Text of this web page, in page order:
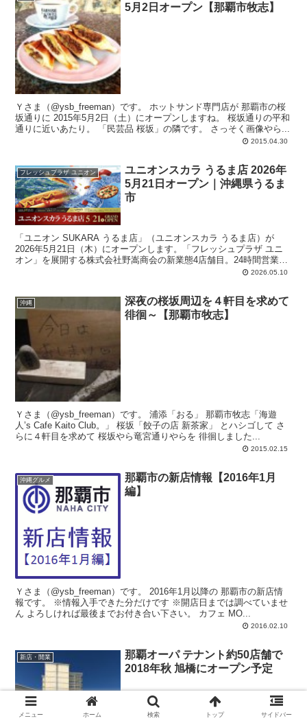
5月2日オープン【那覇市牧志】
Ｙさま（@ysb_freeman）です。 ホットサンド専門店が 那覇市の桜
坂通りに 2015年5月2日（土）にオープンしますね。 桜坂通りの平和
通りに近いあたり。 「民芸品 桜坂」の隣です。 さっそく画像やら...
2015.04.30
フレッシュプラザ ユニオン
ユニオンスカラ うるま店 2026年
5月21日オープン｜沖縄県うるま
市
「ユニオン SUKARA うるま店」（ユニオンスカラ うるま店）が
2026年5月21日（木）にオープンします。「フレッシュプラザ ユニ
オン」を展開する株式会社野嵩商会の新業態4店舗目。24時間営業で
はなく9時から23時までの営業。〒904-2235 沖縄県うるま市字前原
2026.05.10
沖縄
深夜の桜坂周辺を４軒目を求めて
徘徊～【那覇市牧志】
Ｙさま（@ysb_freeman）です。 浦添「おる」 那覇市牧志「海遊
人’s Cafe Kaito Club。」 桜坂「餃子の店 新茶家」 とハシゴして さ
らに４軒目を求めて 桜坂やら竜宮通りやらを 徘徊しました...
2015.02.15
沖縄グルメ
那覇市の新店情報【2016年1月
編】
Ｙさま（@ysb_freeman）です。 2016年1月以降の 那覇市の新店情
報です。 ※情報入手できた分だけです ※開店日までは調べていませ
ん よろしければ最後までお付き合い下さい。 カフェ MO...
2016.02.10
新店・開業
那覇オーパ テナント約50店舗で
2018年秋 旭橋にオープン予定
メニュー ホーム 検索 トップ サイドバー